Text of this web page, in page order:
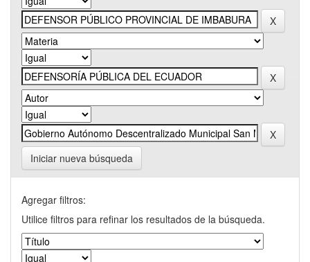
Iniciar nueva búsqueda
Agregar filtros:
Utilice filtros para refinar los resultados de la búsqueda.